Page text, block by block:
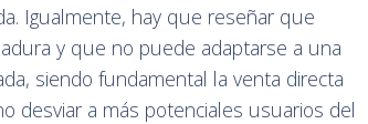
Igualmente, hay que reseñar que
y que no puede adaptarse a una
siendo fundamental la venta directa
desviar a más potenciales usuarios del